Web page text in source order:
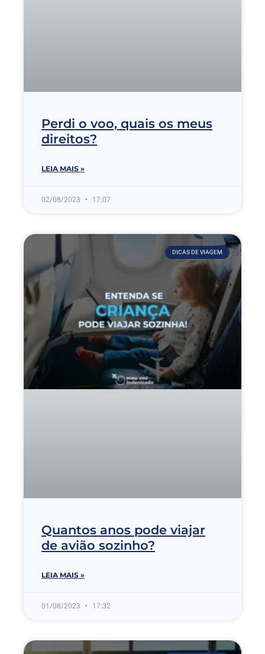
Perdi o voo, quais os meus
direitos?
LEIA MAIS »
02/08/2023 17:07
DICAS DE VIAGEM
Quantos anos pode viajar
de avião sozinho?
LEIA MAIS »
01/08/2023 17:32